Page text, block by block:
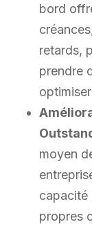
bord
retards,
prendre
moyen
capacité
propres